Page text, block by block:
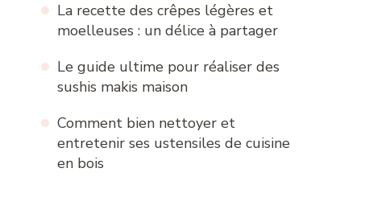
La recette des crêpes légères et
moelleuses : un délice à partager
Le guide ultime pour réaliser des
sushis makis maison
Comment bien nettoyer et
entretenir ses ustensiles de cuisine
en bois